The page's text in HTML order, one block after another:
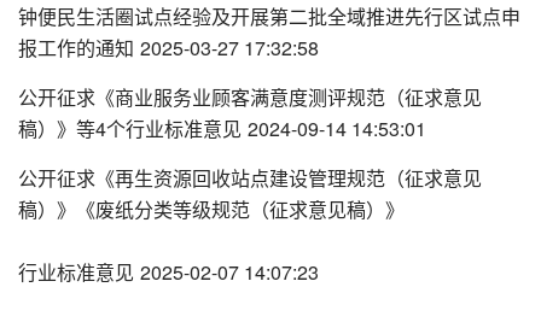
钟便民生活圈试点经验及开展第二批全域推进先行区试点申
报工作的通知 2025-03-27 17:32:58
公开征求《商业服务业顾客满意度测评规范（征求意见
稿）》等4个行业标准意见 2024-09-14 14:53:01
公开征求《再生资源回收站点建设管理规范（征求意见
稿）》《废纸分类等级规范（征求意见稿）》
行业标准意见 2025-02-07 14:07:23